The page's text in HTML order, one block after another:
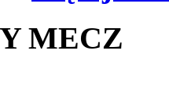
MECZ